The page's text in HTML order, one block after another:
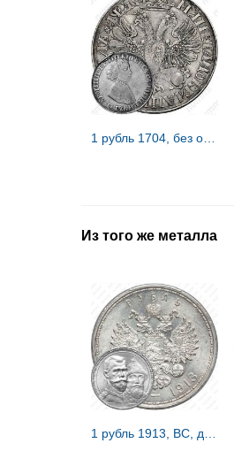
Из того же металла